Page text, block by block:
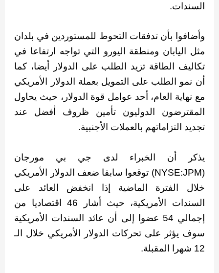
السندات.
وأضافوا بأن تدفقات التحوط للمستوردين في بلدان
مثل اليابان ومنطقة اليورو التي تواجه ارتفاعا في
تكاليف الطاقة تزيد الطلب على الدولار أيضا، كما
أن نمو الطلب على التمويل بعملة الدولار الأمريكي
مع نهاية العام، أحد عوامل قوة الدولار، حيث يحاول
المقترضون الدوليون تأمين ظروف أفضل عند
تجديد التزاماتهم بالعملات الأجنبية.
يذكر أن الخبراء لدى جي بي مورجان
(NYSE:JPM) توقعوا سابقا ضعف الدولار الأمريكي
خلال الفترة الماضية إذا انخفض العائد على
السندات الأمريكية، حيث أشار 46 اقتصاديا من
إجمالي 54 عضوا إلى أن عائد السندات الأمريكية
سوف يؤثر على تحركات الدولار الأمريكي خلال الـ
12 شهرا المقبلة.